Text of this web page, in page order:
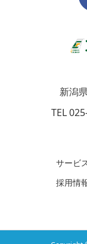
新潟
TEL
サービ
採用情